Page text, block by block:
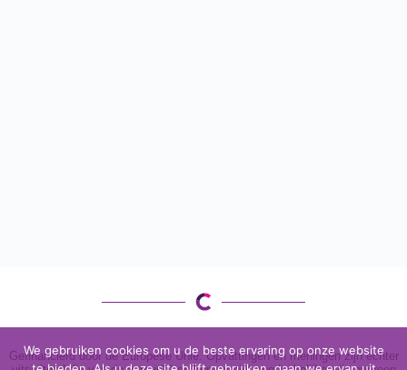
Gefinancierd door de Europese Unie. Opvattingen en meningen zijn echter
We gebruiken cookies om u de beste ervaring op onze website